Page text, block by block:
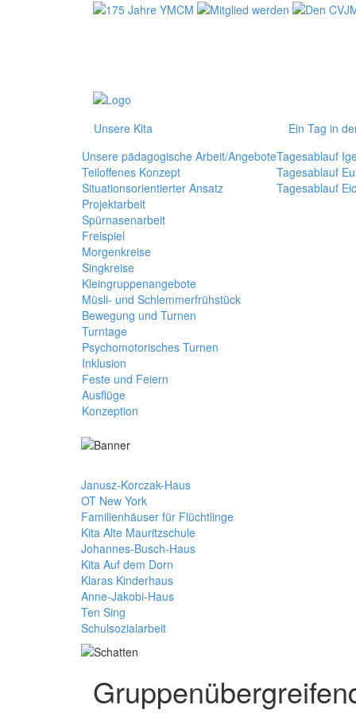
Unsere Kita
Unsere pädagogische Arbeit/Angebote
Teiloffenes Konzept
Situationsorientierter Ansatz
Projektarbeit
Spürnasenarbeit
Freispiel
Morgenkreise
Singkreise
Kleingruppenangebote
Müsli- und Schlemmerfrühstück
Bewegung und Turnen
Turntage
Psychomotorisches Turnen
Inklusion
Feste und Feiern
Ausflüge
Konzeption
Ein Tag in
Tagesablauf
Tagesablauf
Tagesablauf
Janusz-Korczak-Haus
OT New York
Familienhäuser für Flüchtlinge
Kita Alte Mauritzschule
Johannes-Busch-Haus
Kita Auf dem Dorn
Klaras Kinderhaus
Anne-Jakobi-Haus
Ten Sing
Schulsozialarbeit